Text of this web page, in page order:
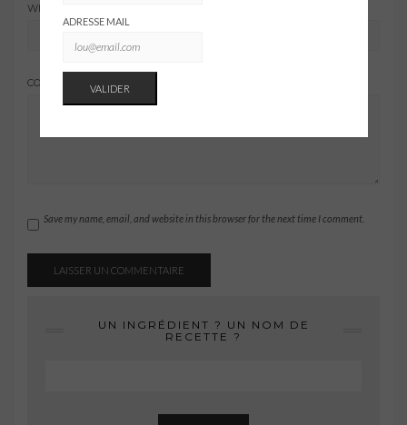
WEBSITE
COMMENT
Save my name, email, and website in this browser for the next time I comment.
UN INGRÉDIENT ? UN NOM DE
RECETTE ?
ADRESSE MAIL